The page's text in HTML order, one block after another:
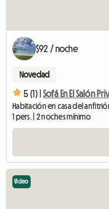
$92 / noche
Novedad
5 (1) | Sofá En El Salón
Habitación en casa del
1 pers. | 2 noches mínimo
Video